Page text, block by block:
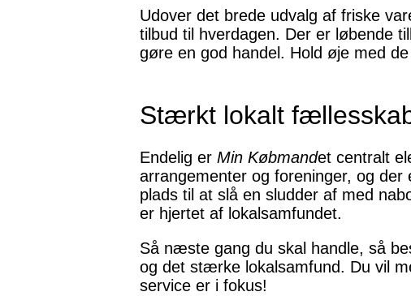
Udover det brede udvalg af friske
tilbud til hverdagen. Der er løbende
gøre en god handel. Hold øje med
Stærkt lokalt
Endelig er Min Købmandet centralt
arrangementer og foreninger, og
plads til at slå en sludder af med
er hjertet af lokalsamfundet.
Så næste gang du skal handle, så
og det stærke lokalsamfund. Du vil
service er i fokus!